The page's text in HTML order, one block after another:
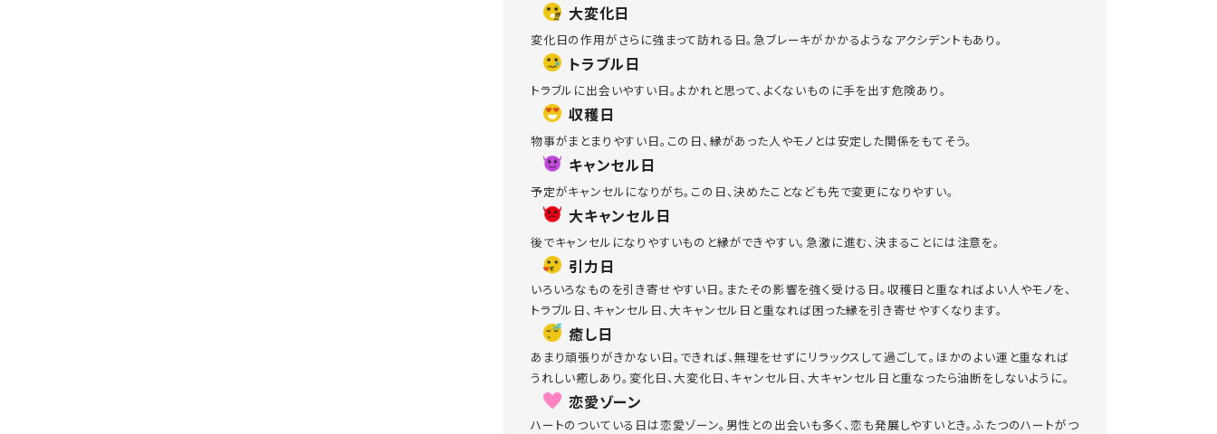
大変化日
変化日の作用がさらに強まって訪れる日。急ブレーキがかかるようなアクシデントもあり。
トラブル日
トラブルに出会いやすい日。よかれと思って、よくないものに手を出す危険あり。
収穫日
物事がまとまりやすい日。この日、縁があった人やモノとは安定した関係をもてそう。
キャンセル日
予定がキャンセルになりがち。この日、決めたことなども先で変更になりやすい。
大キャンセル日
後でキャンセルになりやすいものと縁ができやすい。急激に進む、決まることには注意を。
引力日
いろいろなものを引き寄せやすい日。またその影響を強く受ける日。収穫日と重なればよい人やモノを、
トラブル日、キャンセル日、大キャンセル日と重なれば困った縁を引き寄せやすくなります。
癒し日
あまり頑張りがきかない日。できれば、無理をせずにリラックスして過ごして。ほかのよい運と重なれば
うれしい癒しあり。変化日、大変化日、キャンセル日、大キャンセル日と重なったら油断をしないように。
恋愛ゾーン
ハートのついている日は恋愛ゾーン。男性との出会いも多く、恋も発展しやすいとき。ふたつのハートがつ